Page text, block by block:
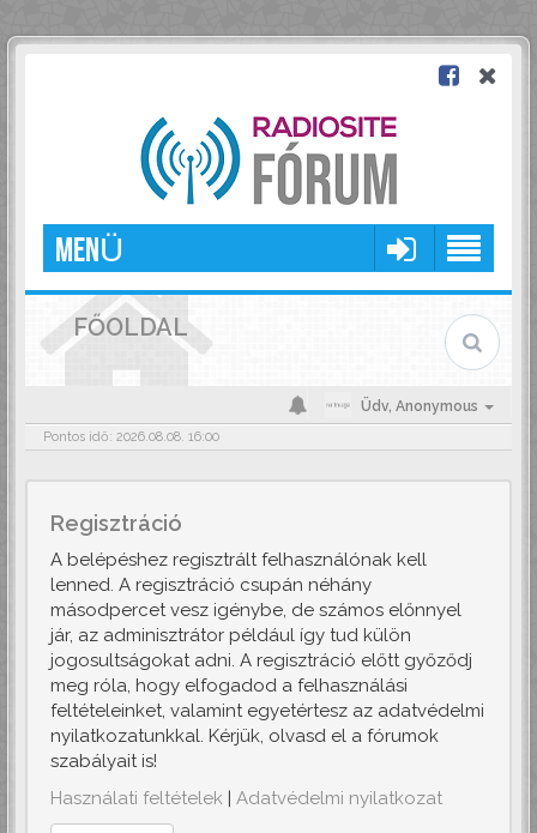
MENÜ
FŐOLDAL
Üdv, Anonymous
Pontos idő: 2026.08.08. 16:00
Regisztráció
A belépéshez regisztrált felhasználónak kell
lenned. A regisztráció csupán néhány
másodpercet vesz igénybe, de számos előnnyel
jár, az adminisztrátor például így tud külön
jogosultságokat adni. A regisztráció előtt győződj
meg róla, hogy elfogadod a felhasználási
feltételeinket, valamint egyetértesz az adatvédelmi
nyilatkozatunkkal. Kérjük, olvasd el a fórumok
szabályait is!
Használati feltételek | Adatvédelmi nyilatkozat